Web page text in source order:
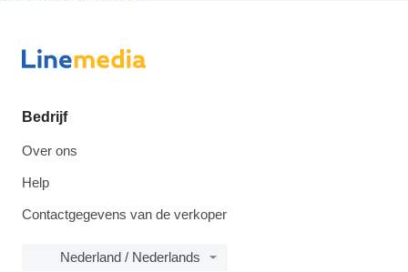
Bedrijf
Over ons
Help
Contactgegevens van de verkoper
Nederland / Nederlands